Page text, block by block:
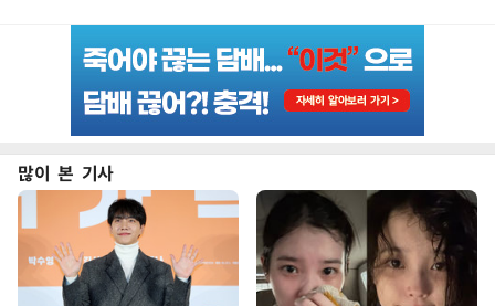
많이 본 기사